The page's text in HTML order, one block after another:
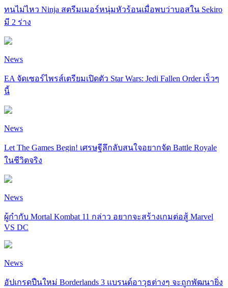
ทนไม่ไหว Ninja สตรีมเมอร์หนุ่มหัวร้อนเมื่อพบว่าบอสใน Sekiro
มี 2 ร่าง
News
EA จัดเซอร์ไพรส์เตรียมเปิดตัว Star Wars: Jedi Fallen Order เร็วๆ
นี้
News
Let The Games Begin! เศรษฐีลึกลับสนใจอยากจัด Battle Royale
ในชีวิตจริง
News
ผู้กำกับ Mortal Kombat 11 กล่าว อยากจะสร้างเกมต่อสู้ Marvel
VS DC
News
อัปเกรดปืนใหม่ Borderlands 3 แบรนด์อาวุธต่างๆ จะถูกพัฒนายิ่ง